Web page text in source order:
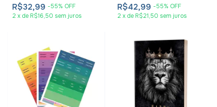
R$32,99 -55% OFF
2 x de R$16,50 sem juros
R$42,99 -55% OFF
2 x de R$21,50 sem juros